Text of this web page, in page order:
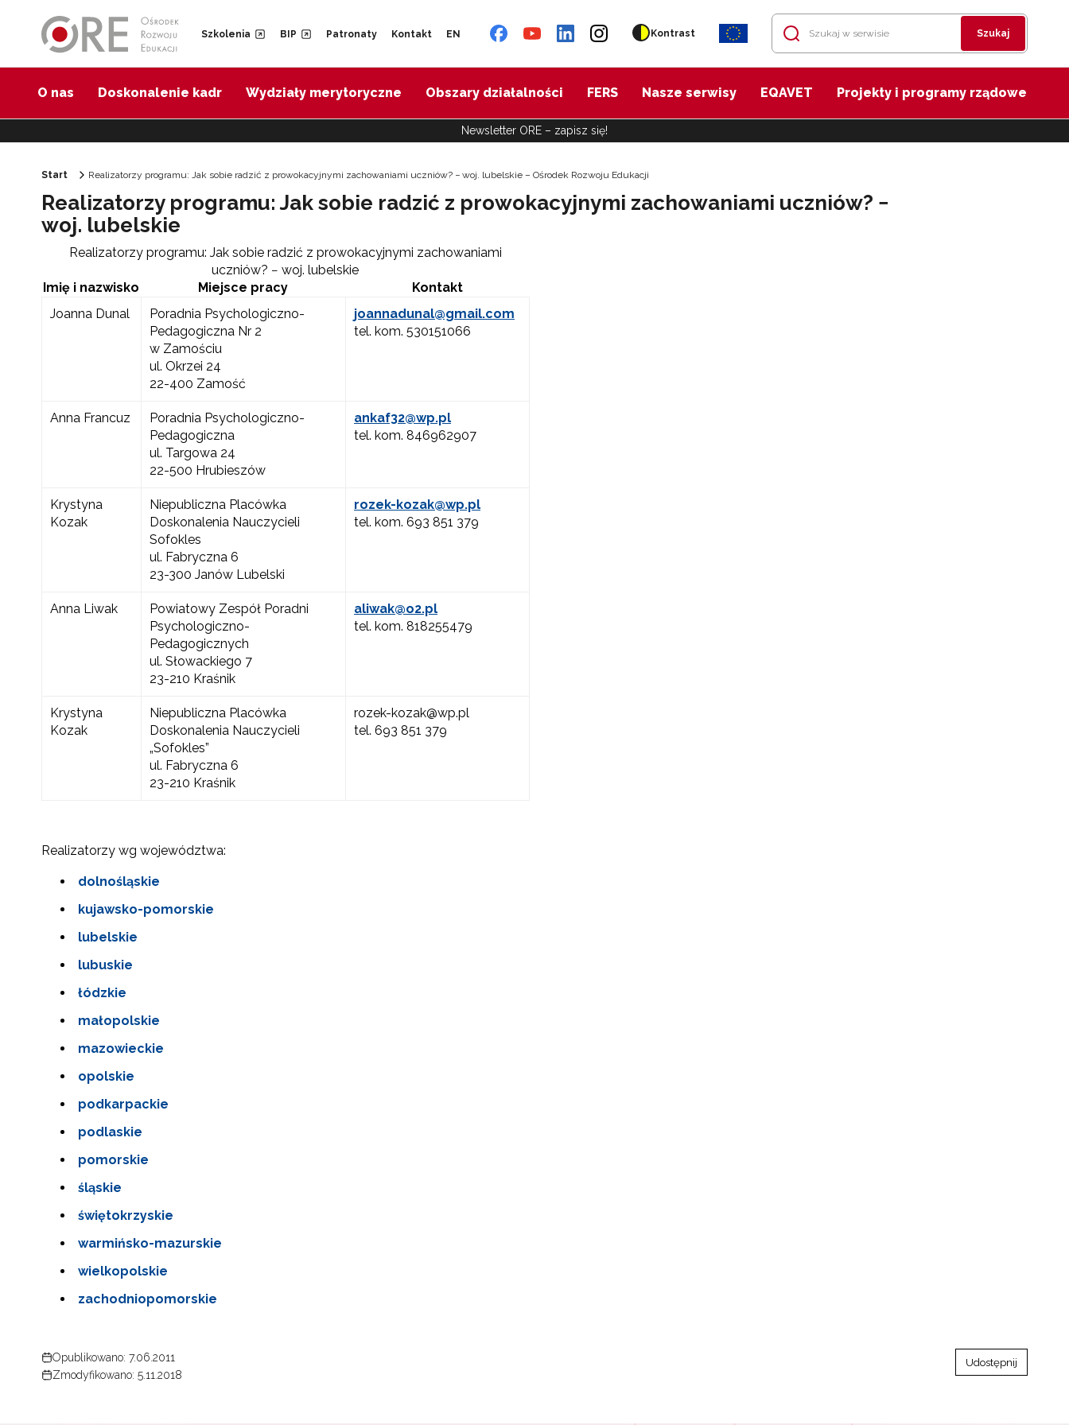
Szkolenia BIP Patronaty Kontakt EN Kontrast Szukaj
O nas Doskonalenie kadr Wydziały merytoryczne Obszary działalności FERS Nasze serwisy EQAVET Projekty i programy rządowe
Newsletter ORE – zapisz się!
Start Realizatorzy programu: Jak sobie radzić z prowokacyjnymi zachowaniami uczniów? − woj. lubelskie – Ośrodek Rozwoju Edukacji
Realizatorzy programu: Jak sobie radzić z prowokacyjnymi zachowaniami uczniów? −
woj. lubelskie
Realizatorzy programu: Jak sobie radzić z prowokacyjnymi zachowaniami
uczniów? − woj. lubelskie
Imię i nazwisko
Miejsce pracy
Kontakt
Joanna Dunal
Poradnia Psychologiczno-
Pedagogiczna Nr 2
w Zamościu
ul. Okrzei 24
22-400 Zamość
joannadunal@gmail.com
tel. kom. 530151066
Anna Francuz
Poradnia Psychologiczno-
Pedagogiczna
ul. Targowa 24
22-500 Hrubieszów
ankaf32@wp.pl
tel. kom. 846962907
Krystyna
Kozak
Niepubliczna Placówka
Doskonalenia Nauczycieli
Sofokles
ul. Fabryczna 6
23-300 Janów Lubelski
rozek-kozak@wp.pl
tel. kom. 693 851 379
Anna Liwak
Powiatowy Zespół Poradni
Psychologiczno-
Pedagogicznych
ul. Słowackiego 7
23-210 Kraśnik
aliwak@o2.pl
tel. kom. 818255479
Krystyna
Kozak
Niepubliczna Placówka
Doskonalenia Nauczycieli
„Sofokles”
ul. Fabryczna 6
23-210 Kraśnik
rozek-kozak@wp.pl
tel. 693 851 379
Realizatorzy wg województwa:
dolnośląskie
kujawsko-pomorskie
lubelskie
lubuskie
łódzkie
małopolskie
mazowieckie
opolskie
podkarpackie
podlaskie
pomorskie
śląskie
świętokrzyskie
warmińsko-mazurskie
wielkopolskie
zachodniopomorskie
Opublikowano: 7.06.2011
Zmodyfikowano: 5.11.2018
Udostępnij